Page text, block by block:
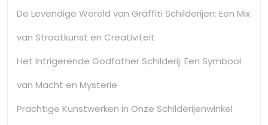
De Levendige Wereld van Graffiti Schilderijen: Een Mix
van Straatkunst en Creativiteit
Het Intrigerende Godfather Schilderij: Een Symbool
van Macht en Mysterie
Prachtige Kunstwerken in Onze Schilderijenwinkel